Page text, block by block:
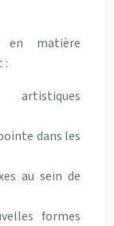
en matière
:
dans les
au sein de
formes